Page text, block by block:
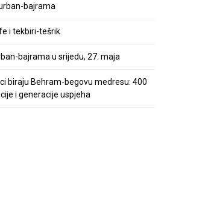
bajrama
i tekbiri-tešrik
bajrama u srijedu, 27. maja
biraju Behram-begovu medresu: 400
i generacije uspjeha